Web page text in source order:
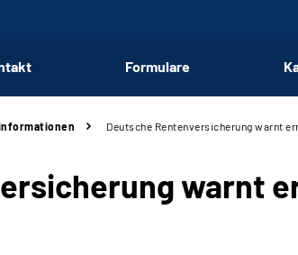
Formulare
Deutsche Rentenversicherung warnt
warnt